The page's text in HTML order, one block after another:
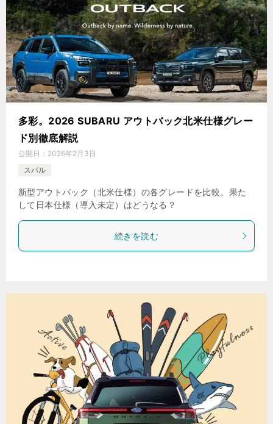
多彩。2026 SUBARU アウトバック北米仕様グレー
ド別徹底解説
公開日： 2026年2月3日
スバル
新型アウトバック（北米仕様）の各グレードを比較。果た
して日本仕様（導入未定）はどうなる？
続きを読む